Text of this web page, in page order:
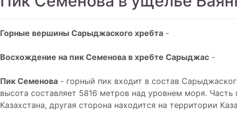
Горные вершины Сарыджаского хребта -
Восхождение на пик Семенова в хребте Сарыджас -
Пик Семенова - горный пик входит в состав
высота составляет 5816 метров над уровнем моря. Часть
Казахстана, другая сторона находится на территории